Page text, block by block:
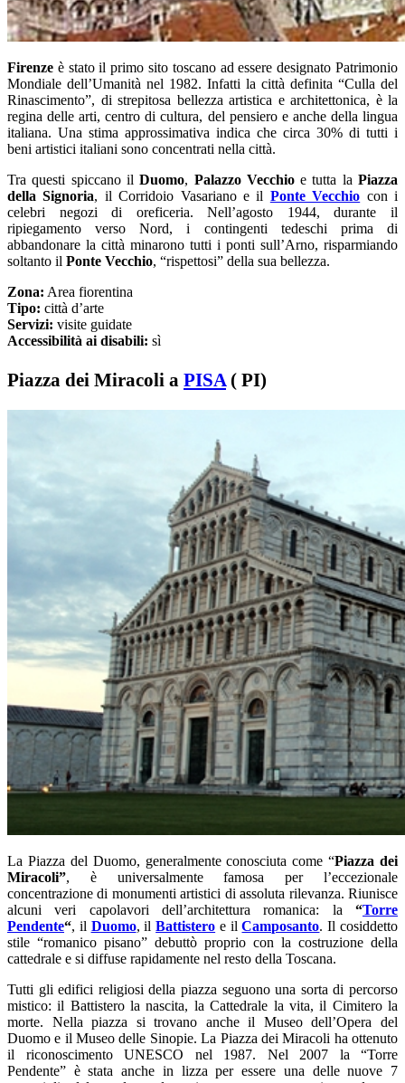
Firenze è stato il primo sito toscano ad essere designato Patrimonio
Mondiale dell’Umanità nel 1982. Infatti la città definita “Culla del
Rinascimento”, di strepitosa bellezza artistica e architettonica, è la
regina delle arti, centro di cultura, del pensiero e anche della lingua
italiana. Una stima approssimativa indica che circa 30% di tutti i
beni artistici italiani sono concentrati nella città.
Tra questi spiccano ilDuomo, Palazzo Vecchioe tutta laPiazza
della Signoria, il Corridoio Vasariano e il Ponte Vecchio con i
celebri negozi di oreficeria. Nell’agosto 1944, durante il
ripiegamento verso Nord, i contingenti tedeschi prima di
abbandonare la città minarono tutti i ponti sull’Arno, risparmiando
soltanto il Ponte Vecchio, “rispettosi” della sua bellezza.
Zona: Area fiorentina
Tipo: città d’arte
Servizi: visite guidate
Accessibilità ai disabili: sì
Piazza dei Miracoli a PISA( PI)
La Piazza del Duomo, generalmente conosciuta come “Piazza dei
Miracoli”, è universalmente famosa per l’eccezionale
concentrazione di monumenti artistici di assoluta rilevanza. Riunisce
alcuni veri capolavori dell’architettura romanica: la “Torre
Pendente“, il Duomo, ilBattistero e ilCamposanto. Il cosiddetto
stile “romanico pisano” debuttò proprio con la costruzione della
cattedrale e si diffuse rapidamente nel resto della Toscana.
Tutti gli edifici religiosi della piazza seguono una sorta di percorso
mistico: il Battistero la nascita, la Cattedrale la vita, il Cimitero la
morte. Nella piazza si trovano anche il Museo dell’Opera del
Duomo e il Museo delle Sinopie. La Piazza dei Miracoli ha ottenuto
il riconoscimento UNESCO nel 1987. Nel 2007 la “Torre
Pendente” è stata anche in lizza per essere una delle nuove 7